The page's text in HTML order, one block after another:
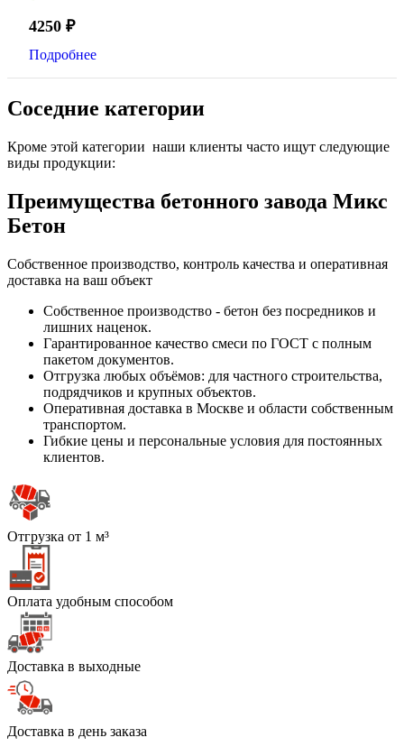
4250 ₽
Подробнее
Соседние категории
Кроме этой категории наши клиенты часто ищут следующие
виды продукции:
Преимущества бетонного завода Микс
Бетон
Собственное производство, контроль качества и оперативная
доставка на ваш объект
Собственное производство - бетон без посредников и
лишних наценок.
Гарантированное качество смеси по ГОСТ с полным
пакетом документов.
Отгрузка любых объёмов: для частного строительства,
подрядчиков и крупных объектов.
Оперативная доставка в Москве и области собственным
транспортом.
Гибкие цены и персональные условия для постоянных
клиентов.
Отгрузка от 1 м³
Оплата удобным способом
Доставка в выходные
Доставка в день заказа